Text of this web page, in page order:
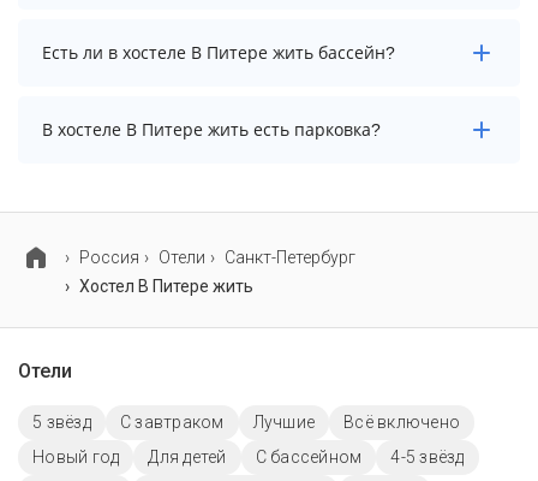
Заезд возможен после 14:00, а выезд необходимо
Есть ли в хостеле В Питере жить бассейн?
В хостеле В Питере жить нет бассейна.
В хостеле В Питере жить есть парковка?
возможно, услуга оплачивается отдельно.
Россия Отели
Санкт-Петербург
Хостел В Питере жить
Отели
5 звёзд С завтраком Лучшие
Всё включено
Новый год
Для детей C бассейном
4-5 звёзд